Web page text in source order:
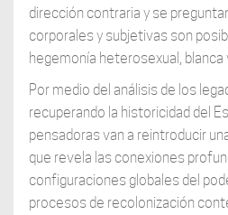
dirección contraria y se
corporales y subjetivas son
hegemonía heterosexual, blanca
Por medio del análisis de los
recuperando la historicidad del
pensadoras van a reintroducir
que revela las conexiones
configuraciones globales del
procesos de recolonización